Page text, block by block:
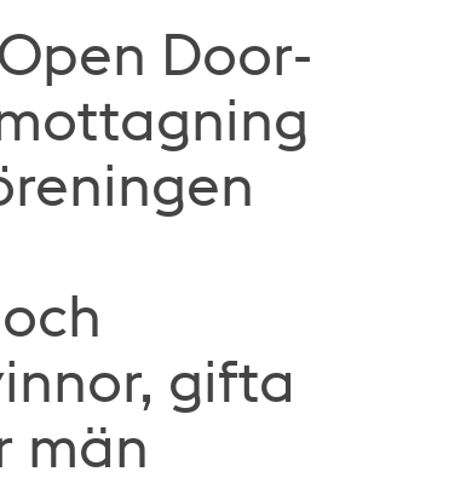
Door-
gifta
män